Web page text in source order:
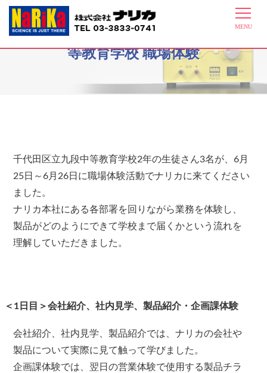
6月25日～6月26日千代田区立九段中
等教育学校 職場体験
千代田区立九段中等教育学校2年の生徒さん3名が、6月
25日～6月26日に職場体験活動でナリカに来てください
ました。
ナリカ本社にある各部署を回りながら業務を体験し、
製品がどのようにできて学校まで届くかという流れを
理解していただきました。
＜1日目＞会社紹介、社内見学、製品紹介・企画課体験
会社紹介、社内見学、製品紹介では、ナリカの会社や
製品について実際に見て触って学びました。
企画課体験では、翌日の営業体験で使用する製品チラ